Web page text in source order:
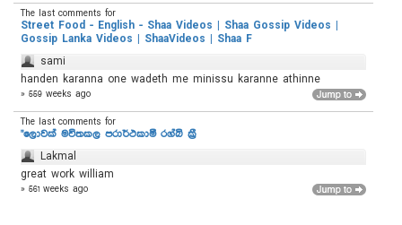
The last comments for
Street Food - English - Shaa Videos | Shaa Gossip Videos |
Gossip Lanka Videos | ShaaVideos | Shaa F
sami
handen karanna one wadeth me minissu karanne athinne
» 559 weeks ago
The last comments for
"ලොවක් මවිතකල පරාර්ථකාමී රග්බි ක්‍රී
Lakmal
great work william
» 561 weeks ago